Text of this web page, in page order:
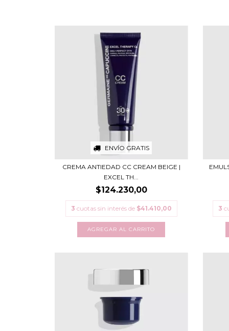
ENVÍO GRATIS
CREMA ANTIEDAD CC CREAM BEIGE |
EXCEL TH...
$124.230,00
3 cuotas sin interés de $41.410,00 3